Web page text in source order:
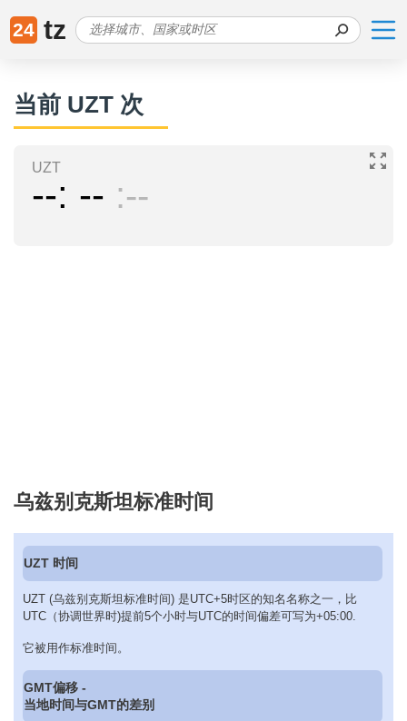
24 tz
当前 UZT 次
UZT
-- -- --
乌兹别克斯坦标准时间
UZT 时间
UZT (乌兹别克斯坦标准时间) 是UTC+5时区的知名名称之一，比
UTC（协调世界时)提前5个小时与UTC的时间偏差可写为+05:00.
它被用作标准时间。
GMT偏移 -
当地时间与GMT的差别